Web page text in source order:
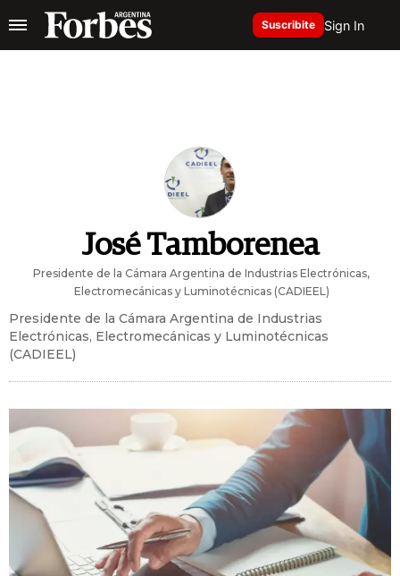
Suscribite Sign In
José Tamborenea
Presidente de la Cámara Argentina de Industrias Electrónicas,
Electromecánicas y Luminotécnicas (CADIEEL)
Presidente de la Cámara Argentina de Industrias
Electrónicas, Electromecánicas y Luminotécnicas
(CADIEEL)